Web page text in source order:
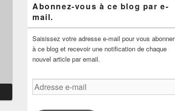
Abonnez-vous à ce blog par e-
mail.
Saisissez votre adresse e-mail pour vous abonner
à ce blog et recevoir une notification de chaque
nouvel article par email.
Adresse
e-